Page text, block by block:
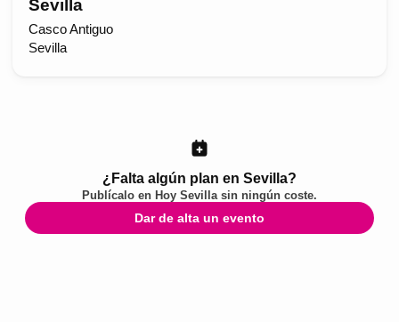
Sevilla
Casco Antiguo
Sevilla
¿Falta algún plan en Sevilla?
Publícalo en Hoy Sevillasin ningún coste.
Dar de alta un evento